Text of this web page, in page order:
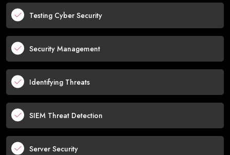
Testing Cyber Security
Security Management
Identifying Threats
SIEM Threat Detection
Server Security